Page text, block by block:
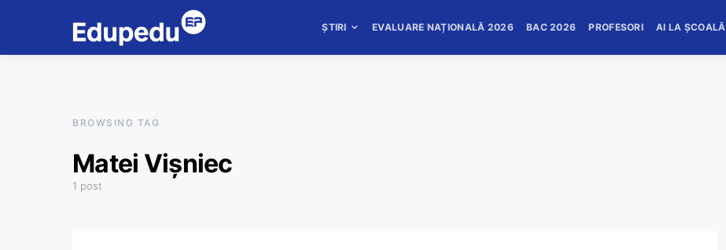
ȘTIRI EVALUARE NAȚIONALĂ 2026 BAC 2026 PROFESORI AI LA ȘCOALĂ
BROWSING TAG
Matei Vișniec
1 post